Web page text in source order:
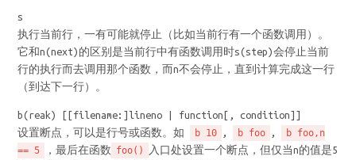
s
执行当前行，一有可能就停止（比如当前行有一个函数调用）。
它和n(next)的区别是当前行中有函数调用时s(step)会停止当前
行的执行而去调用那个函数，而n不会停止，直到计算完成这一行
（到达下一行）。
b(reak) [[filename:]lineno | function[, condition]]
设置断点，可以是行号或函数。如
b 10 b foo
b foo,n
== 5
，最后在函数 foo()
入口处设置一个断点，但仅当n的值是5